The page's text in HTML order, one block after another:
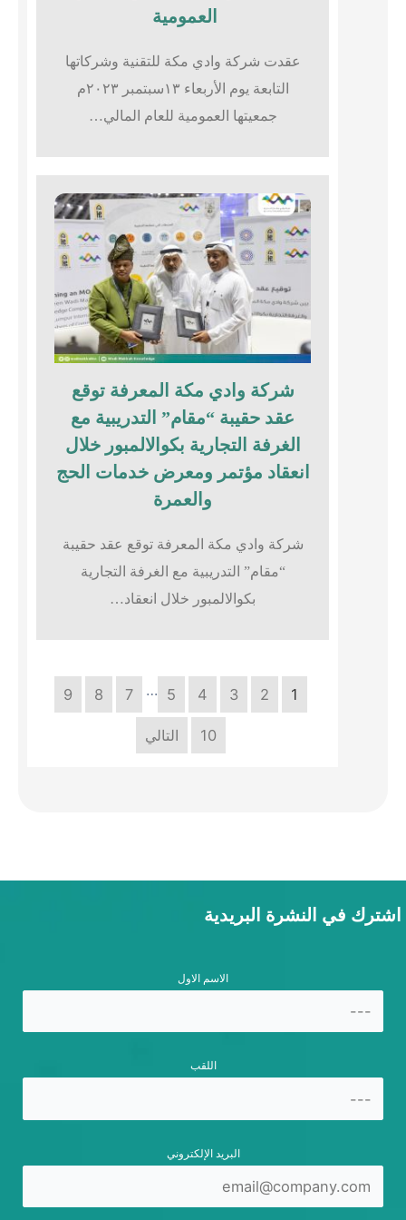
العمومية
عقدت شركة وادي مكة للتقنية وشركاتها
التابعة يوم الأربعاء ١٣سبتمبر ٢٠٢٣م
جمعيتها العمومية للعام المالي…
شركة وادي مكة المعرفة توقع
عقد حقيبة “مقام” التدريبية مع
الغرفة التجارية بكوالالمبور خلال
انعقاد مؤتمر ومعرض خدمات الحج
والعمرة
شركة وادي مكة المعرفة توقع عقد حقيبة
“مقام” التدريبية مع الغرفة التجارية
بكوالالمبور خلال انعقاد…
1
2
3
4
5
…
7
8
9
10 التالي
اشترك في النشرة البريدية
الاسم الاول
اللقب
البريد الإلكتروني